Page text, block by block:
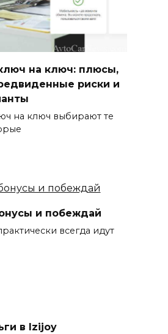
на ключ: плюсы,
риски и
на ключ выбирают те
и побеждай
всегда идут
в Izijoy